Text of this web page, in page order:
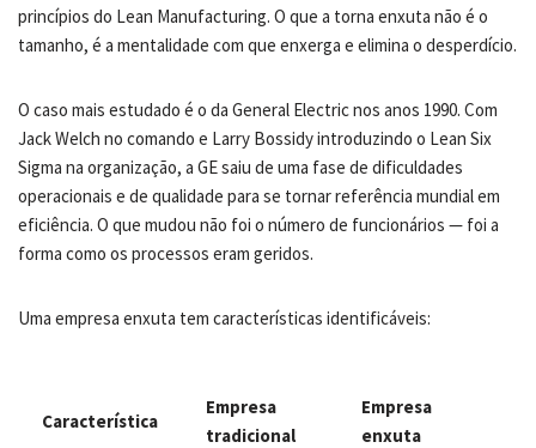
princípios do Lean Manufacturing. O que a torna enxuta não é o
tamanho, é a mentalidade com que enxerga e elimina o desperdício.
O caso mais estudado é o da General Electric nos anos 1990. Com
Jack Welch no comando e Larry Bossidy introduzindo o Lean Six
Sigma na organização, a GE saiu de uma fase de dificuldades
operacionais e de qualidade para se tornar referência mundial em
eficiência. O que mudou não foi o número de funcionários — foi a
forma como os processos eram geridos.
Uma empresa enxuta tem características identificáveis:
Característica
Empresa
tradicional
Empresa
enxuta